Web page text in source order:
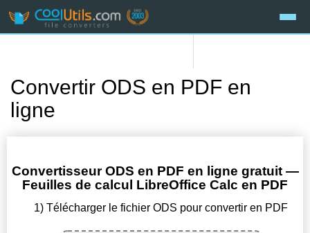
Convertir ODS en PDF en
ligne
Convertisseur ODS en PDF en ligne gratuit —
Feuilles de calcul LibreOffice Calc en PDF
1) Télécharger le fichier ODS pour convertir en PDF